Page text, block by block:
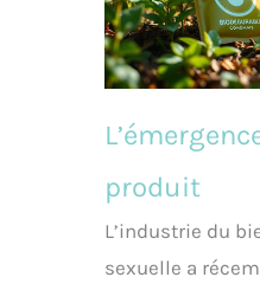
produit
L’industrie du
sexuelle a